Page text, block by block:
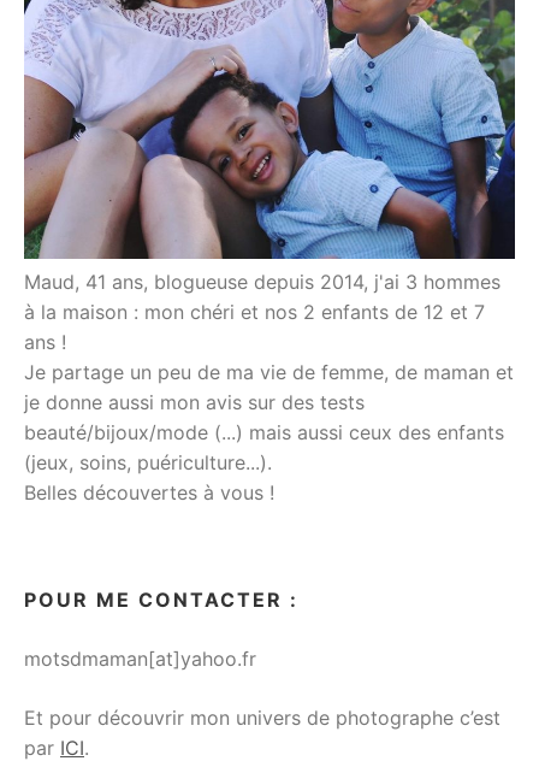
Maud, 41 ans, blogueuse depuis 2014, j'ai 3 hommes
à la maison : mon chéri et nos 2 enfants de 12 et 7
ans !
Je partage un peu de ma vie de femme, de maman et
je donne aussi mon avis sur des tests
beauté/bijoux/mode (...) mais aussi ceux des enfants
(jeux, soins, puériculture...).
Belles découvertes à vous !
POUR ME CONTACTER :
motsdmaman[at]yahoo.fr
Et pour découvrir mon univers de photographe c’est
par ICI.